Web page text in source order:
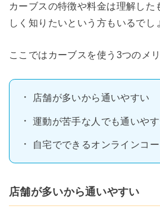
カーブスの特徴や料金は理解した
しく知りたいという方もいるでし
ここではカーブスを使う3つのメ
店舗が多いから通いやすい
運動が苦手な人でも通いや
自宅でできるオンラインコ
店舗が多いから通いやすい